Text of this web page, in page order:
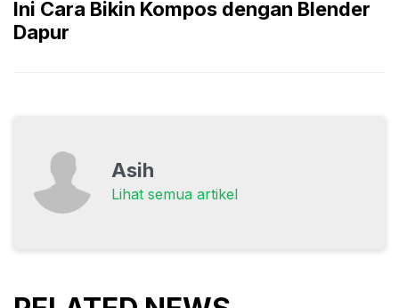
Ini Cara Bikin Kompos dengan Blender
Dapur
Asih
Lihat semua artikel